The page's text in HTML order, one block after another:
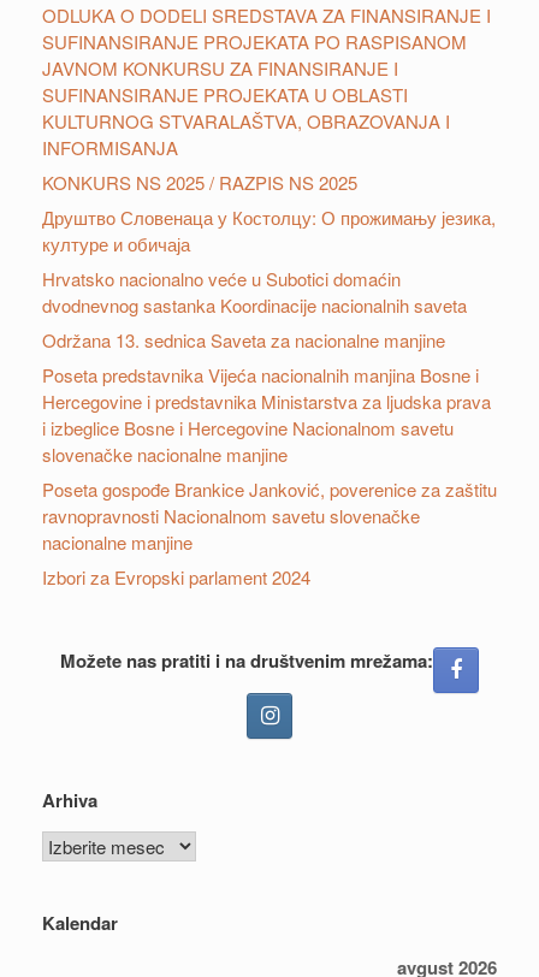
ODLUKA O DODELI SREDSTAVA ZA FINANSIRANJE I
SUFINANSIRANJE PROJEKATA PO RASPISANOM
JAVNOM KONKURSU ZA FINANSIRANJE I
SUFINANSIRANJE PROJEKATA U OBLASTI
KULTURNOG STVARALAŠTVA, OBRAZOVANJA I
INFORMISANJA
KONKURS NS 2025 / RAZPIS NS 2025
Друштвo Словенаца у Костолцу: О прожимању језика,
културе и обичаја
Hrvatsko nacionalno veće u Subotici domaćin
dvodnevnog sastanka Koordinacije nacionalnih saveta
Održana 13. sednica Saveta za nacionalne manjine
Poseta predstavnika Vijeća nacionalnih manjina Bosne i
Hercegovine i predstavnika Ministarstva za ljudska prava
i izbeglice Bosne i Hercegovine Nacionalnom savetu
slovenačke nacionalne manjine
Poseta gospođe Brankice Janković, poverenice za zaštitu
ravnopravnosti Nacionalnom savetu slovenačke
nacionalne manjine
Izbori za Evropski parlament 2024
Možete nas pratiti i na društvenim mrežama:
Arhiva
Arhiva
Kalendar
avgust 2026